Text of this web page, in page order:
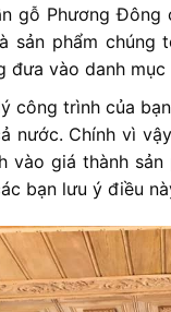
gỗ Phương
sản phẩm chúng
đưa vào danh
công trình của
nước. Chính vì
vào giá thành
bạn lưu ý điều